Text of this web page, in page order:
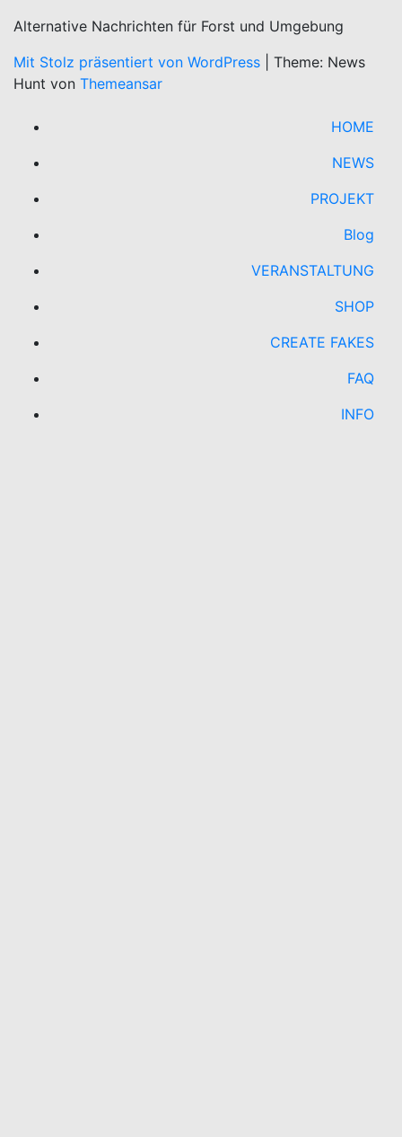
Alternative Nachrichten für Forst und Umgebung
Mit Stolz präsentiert von WordPress
Theme: News
Hunt von Themeansar
HOME
NEWS
PROJEKT
Blog
VERANSTALTUNG
SHOP
CREATE FAKES
FAQ
INFO